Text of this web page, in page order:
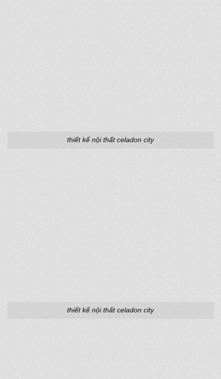
thiết kế nội thất celadon city
thiết kế nội thất celadon city